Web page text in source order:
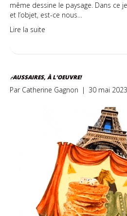
même dessine le paysage. Dans ce
et l’objet, est-ce nous…
Lire la suite
FAUSSAIRES, À L’OEUVRE!
Par Catherine Gagnon | 30 mai 2023